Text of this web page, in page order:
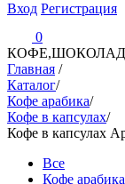
Вход Регистрация
0
КОФЕ,ШОКОЛАД
Главная /
Каталог/
Кофе арабика/
Кофе в капсулах/
Кофе в капсулах
Все
Кофе арабика